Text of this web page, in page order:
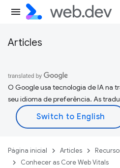
Articles
O Google usa tecnologia de IA na
seu idioma de preferência. As
Página inicial Articles
Conhecer as Core Web Vitals